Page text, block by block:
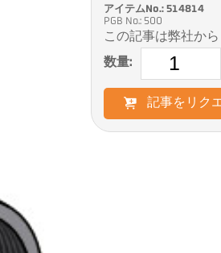
アイテムNo.: 514814
PGB No.: 500
この記事は弊社か
数量:
記事をリク